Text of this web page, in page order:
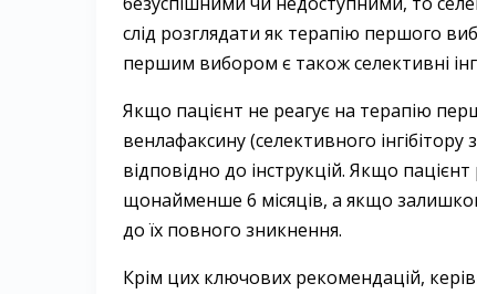
слід розглядати як терапію першого
першим вибором є також селективні
Якщо пацієнт не реагує на терапію
венлафаксину (селективного
відповідно до інструкцій. Якщо
щонайменше 6 місяців, а якщо
до їх повного зникнення.
Крім цих ключових рекомендацій,